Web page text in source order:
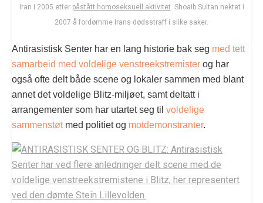
Iran i 2005 etter påstått homoseksuell aktivitet . Shoaib Sultan nektet i
2007 å fordømme Irans dødsstraff i slike saker.
Antirasistisk Senter har en lang historie bak seg med tett
samarbeid med voldelige venstreekstremister og har
også ofte delt både scene og lokaler sammen med blant
annet det voldelige Blitz-miljøet, samt deltatt i
arrangementer som har utartet seg til voldelige
sammenstøtmed politiet og motdemonstranter.